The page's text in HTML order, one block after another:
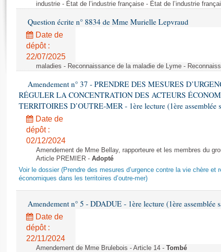
Rapports d'information
Rapports d'enquête
Rapports législatifs
Dossiers législatifs
Budget et sécurité sociale
Questions écrites et orales
Comptes rendus des débats
Anciennes législatures
Liens vers les sites publics
industrie - État de l’industrie française - État de l’industrie
Question écrite n° 8834 de Mme Murielle Lepvraud
Date de
dépôt :
22/07/2025
maladies - Reconnaissance de la maladie de Lyme -
Amendement n° 37 - PRENDRE DES MESURES
RÉGULER LA CONCENTRATION DES ACTEURS
TERRITOIRES D’OUTRE-MER - 1ère lecture (1ère assemblée
Date de
dépôt :
02/12/2024
Amendement de Mme Bellay, rapporteure et les membres du
Article PREMIER - Adopté
Voir le dossier (Prendre des mesures d’urgence contre la vie chère et
économiques dans les territoires d’outre-mer)
Amendement n° 5 - DDADUE - 1ère lecture (1ère assemblée
Date de
dépôt :
22/11/2024
Amendement de Mme Brulebois - Article 14 - Tombé